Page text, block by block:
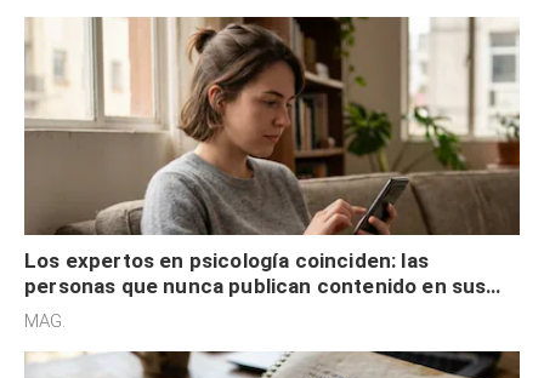
Los expertos en psicología coinciden: las
personas que nunca publican contenido en sus
redes sociales no pretenden buscar validación
MAG.